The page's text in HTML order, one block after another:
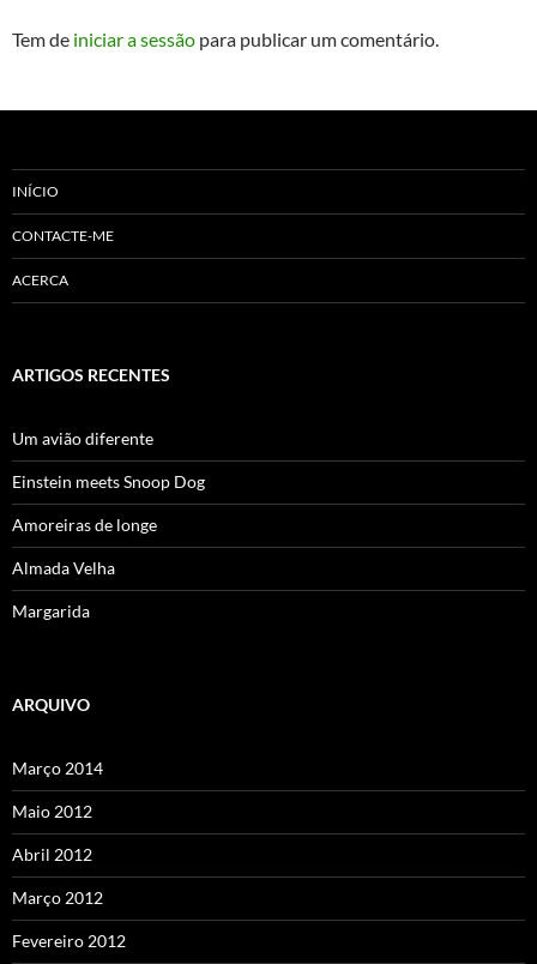
Tem de iniciar a sessão para publicar um comentário.
INÍCIO
CONTACTE-ME
ACERCA
ARTIGOS RECENTES
Um avião diferente
Einstein meets Snoop Dog
Amoreiras de longe
Almada Velha
Margarida
ARQUIVO
Março 2014
Maio 2012
Abril 2012
Março 2012
Fevereiro 2012